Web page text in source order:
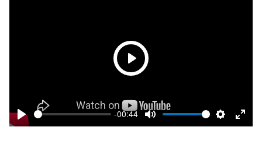
Play
-00:44
Mute SettingsEnter
Play